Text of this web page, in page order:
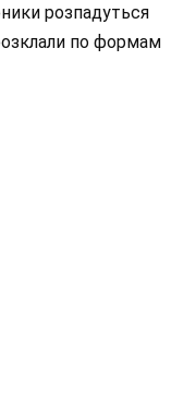
розпадуться
по формам